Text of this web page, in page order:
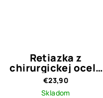
Retiazka z
chirurgickej ocele
s príveskom
Crystal Heart Gold
€23,90
Skladom